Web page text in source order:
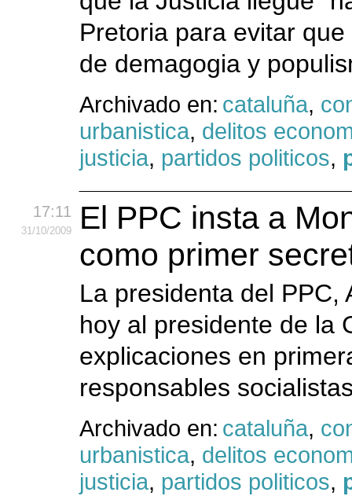
Pretoria para evitar
de demagogia y
Archivado en: cataluña,
urbanistica, delitos
justicia, partidos politicos,
17:11
31/10/2009
El PPC insta a
como primer
La presidenta del PPC,
hoy al presidente de la
explicaciones en
responsables
Archivado en: cataluña,
urbanistica, delitos
justicia, partidos politicos,